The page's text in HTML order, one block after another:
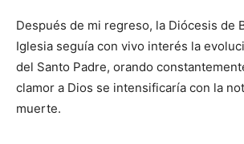
Después de mi regreso, la Diócesis de
Iglesia seguía con vivo interés la
del Santo Padre, orando
clamor a Dios se intensificaría con la
muerte.